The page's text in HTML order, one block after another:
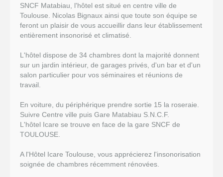
SNCF Matabiau, l'hôtel est situé en centre ville de
Toulouse. Nicolas Bignaux ainsi que toute son équipe se
feront un plaisir de vous accueillir dans leur établissement
entièrement insonorisé et climatisé.
L'hôtel dispose de 34 chambres dont la majorité donnent
sur un jardin intérieur, de garages privés, d'un bar et d'un
salon particulier pour vos séminaires et réunions de
travail.
En voiture, du périphérique prendre sortie 15 la roseraie.
Suivre Centre ville puis Gare Matabiau S.N.C.F.
L'hôtel Icare se trouve en face de la gare SNCF de
TOULOUSE.
A l'Hôtel Icare Toulouse, vous apprécierez l'insonorisation
soignée de chambres récemment rénovées.